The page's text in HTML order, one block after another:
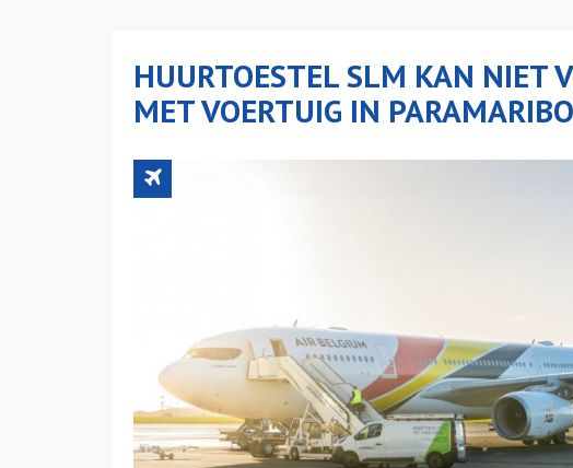
HUURTOESTEL SLM KAN NIET
MET VOERTUIG IN PARAMARIBO